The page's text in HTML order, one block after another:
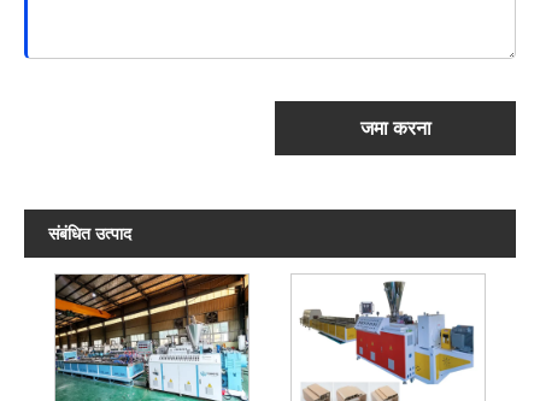
जमा करना
संबंधित उत्पाद